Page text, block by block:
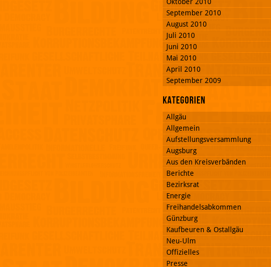
September 2010
August 2010
Juli 2010
Juni 2010
Mai 2010
April 2010
September 2009
Kategorien
Allgäu
Allgemein
Aufstellungsversammlung
Augsburg
Aus den Kreisverbänden
Berichte
Bezirksrat
Energie
Freihandelsabkommen
Günzburg
Kaufbeuren & Ostallgäu
Neu-Ulm
Offizielles
Presse